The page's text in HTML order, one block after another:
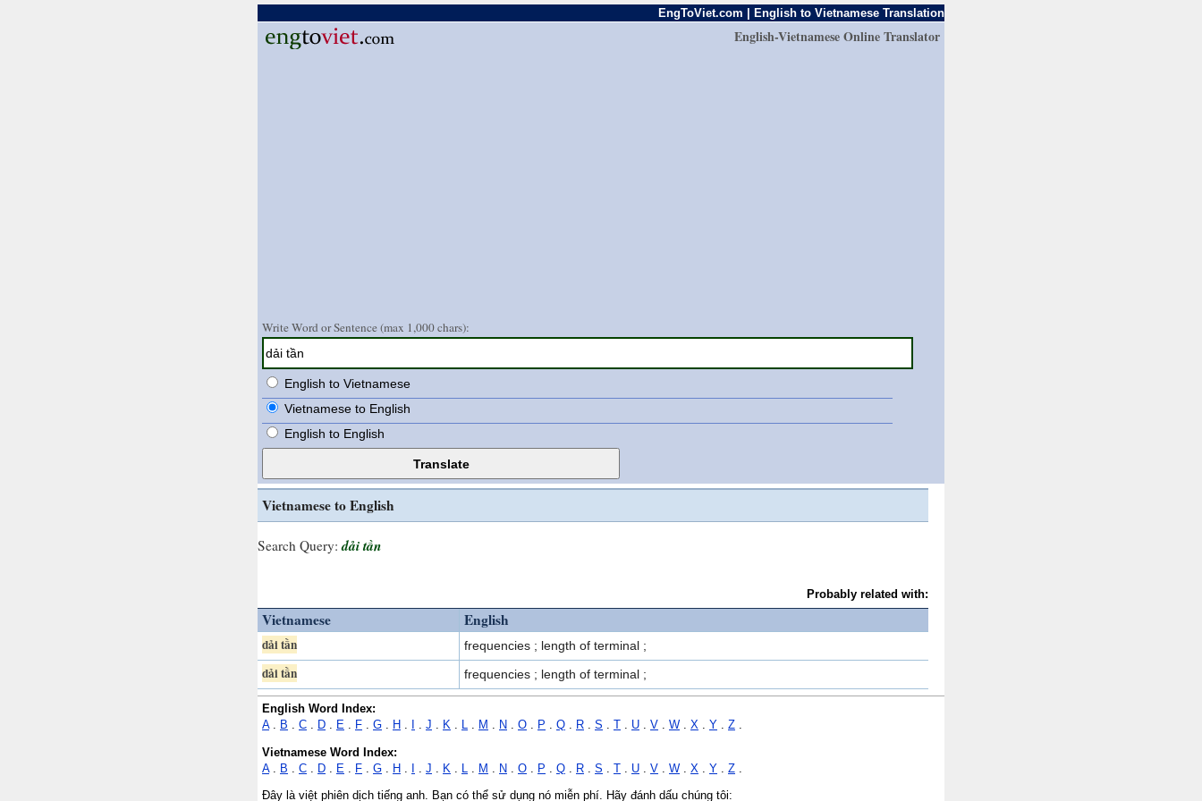
EngToViet.com | English to Vietnamese Translation
English-Vietnamese Online Translator
Write Word or Sentence (max 1,000 chars):
English to Vietnamese
Vietnamese to English
English to English
Vietnamese to English
Search Query: dải tần
Probably related with:
Vietnamese English
dải tần frequencies ; length of terminal ;
dải tần frequencies ; length of terminal ;
English Word Index:
A. B . C . D . E . F . G . H . . J . K . L . M . N . O . P . Q . R . S . . U . V . W . X . Y . Z .
Vietnamese Word Index:
A. B C D E F G H J K M N O P Q R S T U V W X Y Z
Đây là việt phiên dịch tiếng anh. Bạn có thể sử dụng nó miễn phí. Hãy đánh dấu chúng tôi: